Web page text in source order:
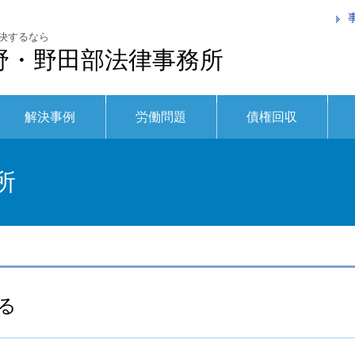
するなら
野田部法律事務所
解決事例 労働問題 債権回収